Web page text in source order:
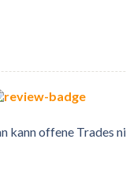
kann offene Trades